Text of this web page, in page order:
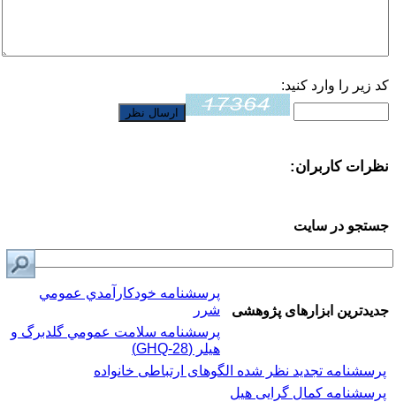
کد زیر را وارد کنید:
نظرات کاربران:
جستجو در سایت
جدیدترین ابزارهای پژوهشی
پرسشنامه خودكارآمدي عمومي
شرر
پرسشنامه سلامت عمومي گلدبرگ و
هیلر (GHQ-28)
پرسشنامه تجدید نظر شده الگوهای ارتباطی خانواده
پرسشنامه کمال گرایی هیل